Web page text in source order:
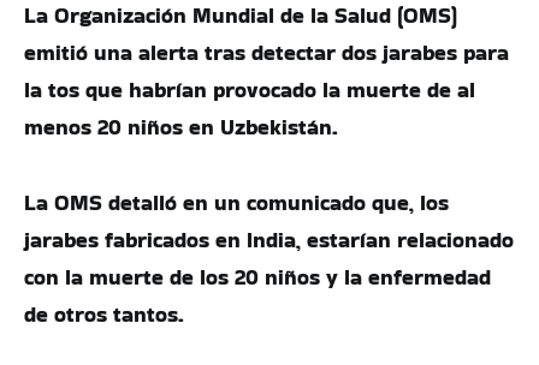
La Organización Mundial de la Salud (OMS)
emitió una alerta tras detectar dos jarabes para
la tos que habrían provocado la muerte de al
menos 20 niños en Uzbekistán.
La OMS detalló en un comunicado que, los
jarabes fabricados en India, estarían relacionado
con la muerte de los 20 niños y la enfermedad
de otros tantos.